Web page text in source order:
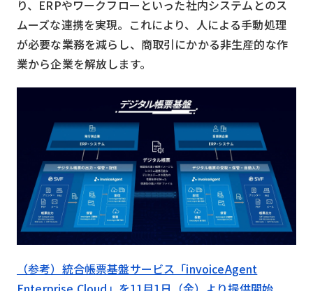
り、ERPやワークフローといった社内システムとのス
ムーズな連携を実現。これにより、人による手動処理
が必要な業務を減らし、商取引にかかる非生産的な作
業から企業を解放します。
（参考）統合帳票基盤サービス「invoiceAgent